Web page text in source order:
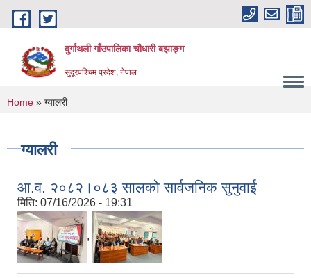
Skip to main content
दुर्गाथली गाँउपालिका चौधारी बझाङ्ग
सुदूरपश्चिम प्रदेश, नेपाल
You are here
Home » ग्यालरी
ग्यालरी
आ.व. २०८२।०८३ सालको सार्वजनिक सुनुवाई
मिति: 07/16/2026 - 19:31
,